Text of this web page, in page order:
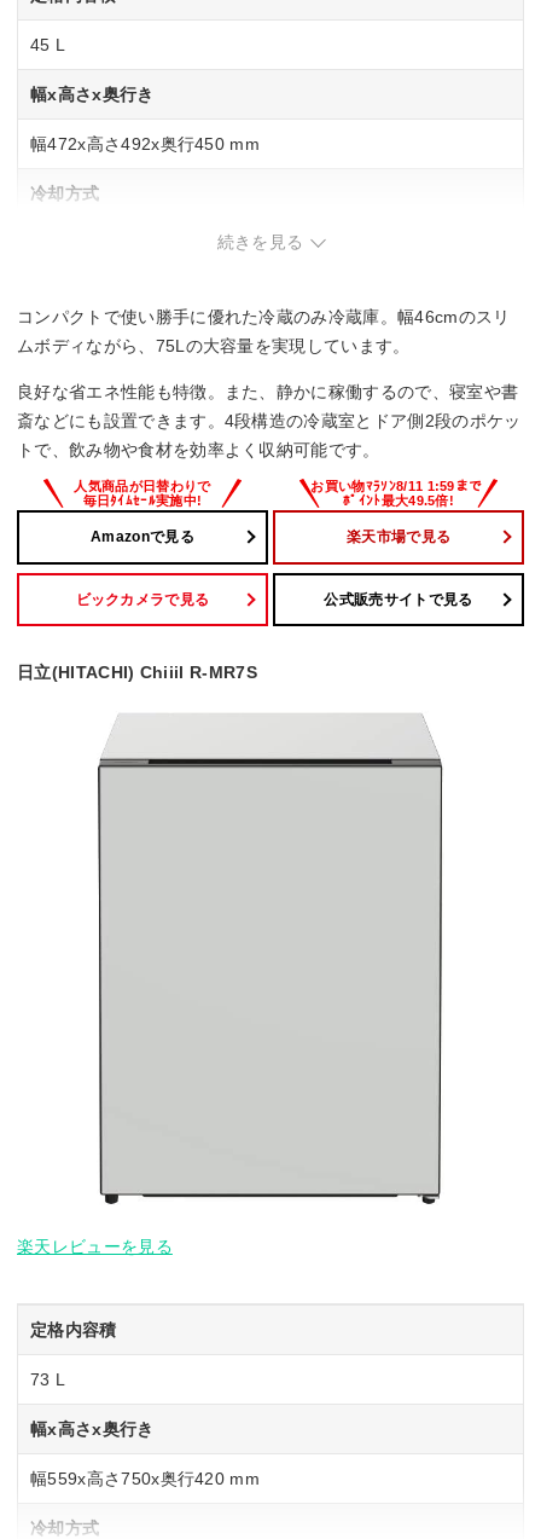
45 L
幅x高さx奥行き
幅472x高さ492x奥行450 mm
冷却方式
–
続きを見る
コンパクトで使い勝手に優れた冷蔵のみ冷蔵庫。幅46cmのスリ
ムボディながら、75Lの大容量を実現しています。
良好な省エネ性能も特徴。また、静かに稼働するので、寝室や書
斎などにも設置できます。4段構造の冷蔵室とドア側2段のポケッ
トで、飲み物や食材を効率よく収納可能です。
Amazonで見る 楽天市場で見る
ビックカメラで見る 公式販売サイトで見る
日立(HITACHI) Chiiil R-MR7S
楽天レビューを見る
定格内容積
73 L
幅x高さx奥行き
幅559x高さ750x奥行420 mm
冷却方式